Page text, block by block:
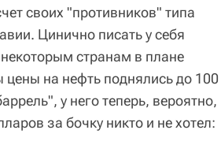
своих "противников" типа
Цинично писать у себя
странам в плане
цены на нефть поднялись до 100
у него теперь, вероятно,
за бочку никто и не хотел: